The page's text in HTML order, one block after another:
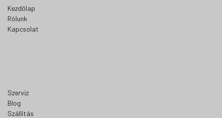
Kezdőlap
Rólunk
Kapcsolat
Szerviz
Blog
Szállítás